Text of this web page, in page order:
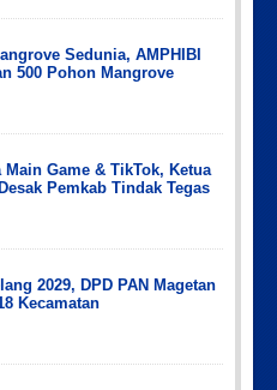
Sedunia, AMPHIBI
500 Pohon Mangrove
Main Game & TikTok, Ketua
Pemkab Tindak Tegas
2029, DPD PAN Magetan
Kecamatan